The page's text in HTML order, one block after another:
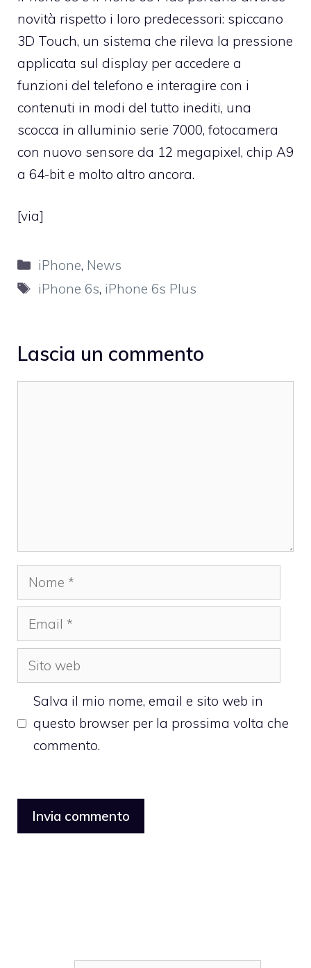
novità rispetto i loro predecessori: spiccano
3D Touch, un sistema che rileva la pressione
applicata sul display per accedere a
funzioni del telefono e interagire con i
contenuti in modi del tutto inediti, una
scocca in alluminio serie 7000, fotocamera
con nuovo sensore da 12 megapixel, chip A9
a 64-bit e molto altro ancora.
[via]
Categorie
iPhone, News
Tag
iPhone 6s, iPhone 6s Plus
Lascia un commento
Nome
Email
Sito
web
Salva il mio nome, email e sito web in
questo browser per la prossima volta che
commento.